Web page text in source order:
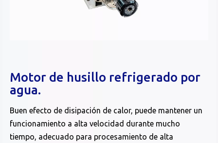
Motor de husillo refrigerado por
agua.
Buen efecto de disipación de calor, puede mantener un
funcionamiento a alta velocidad durante mucho
tiempo, adecuado para procesamiento de alta